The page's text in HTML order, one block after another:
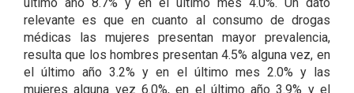
relevante es que en cuanto al consumo de drogas
médicas las mujeres presentan mayor prevalencia,
resulta que los hombres presentan 4.5% alguna vez, en
el último año 3.2% y en el último mes 2.0% y las
mujeres alguna vez 6.0%, en el último año 3.9% y el